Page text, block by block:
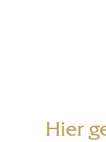
Hier